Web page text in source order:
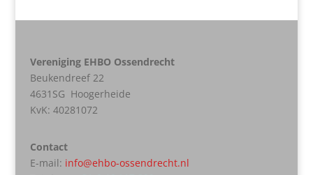
Vereniging EHBO Ossendrecht
Beukendreef 22
4631SG Hoogerheide
KvK: 40281072
Contact
E-mail: info@ehbo-ossendrecht.nl